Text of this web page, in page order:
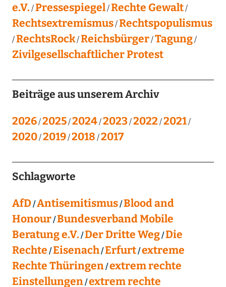
e.V. Pressespiegel Rechte Gewalt
Rechtsextremismus Rechtspopulismus
RechtsRock Reichsbürger Tagung
Zivilgesellschaftlicher Protest
Beiträge aus unserem Archiv
2026 2025 2024 2023 2022 2021
2020 2019 2018 2017
Schlagworte
AfD Antisemitismus Blood and
Honour Bundesverband Mobile
Beratung e.V. Der Dritte Weg Die
Rechte Eisenach Erfurt extreme
Rechte Thüringen extrem rechte
Einstellungen extrem rechte